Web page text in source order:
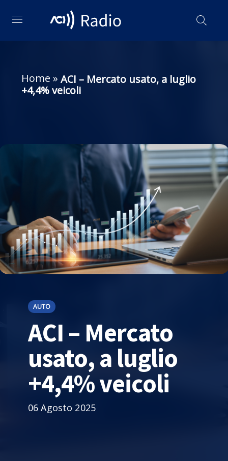
Home » ACI – Mercato usato, a luglio
+4,4% veicoli
AUTO
ACI – Mercato
usato, a luglio
+4,4% veicoli
06 Agosto 2025